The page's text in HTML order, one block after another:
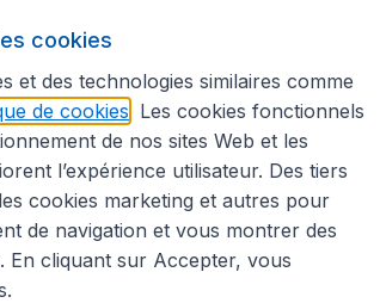
Sites internationaux
Flugladen.de
CheapTickets.ch
CheapTickets.sg
CheapTickets.nl
cookies
et des technologies similaires comme
de cookies . Les cookies fonctionnels
de nos sites Web et les
l’expérience utilisateur. Des tiers
cookies marketing et autres pour
de navigation et vous montrer des
En cliquant sur Accepter, vous